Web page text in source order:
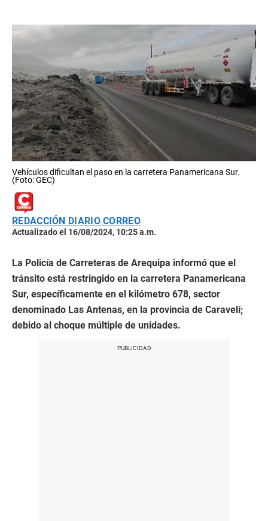
Vehículos dificultan el paso en la carretera Panamericana Sur.
(Foto: GEC)
REDACCIÓN DIARIO CORREO
Actualizado el 16/08/2024, 10:25 a.m.
La Policía de Carreteras de Arequipa informó que el
tránsito está restringido en la carretera Panamericana
Sur, específicamente en el kilómetro 678, sector
denominado Las Antenas, en la provincia de Caravelí;
debido al choque múltiple de unidades.